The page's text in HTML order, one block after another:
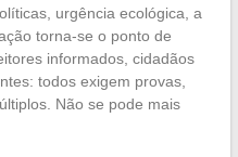
urgência ecológica, a
torna-se o ponto de
informados, cidadãos
todos exigem provas,
Não se pode mais